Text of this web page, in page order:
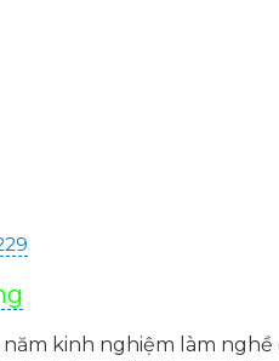
kinh nghiệm làm nghề